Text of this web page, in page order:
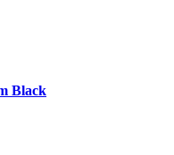
Black